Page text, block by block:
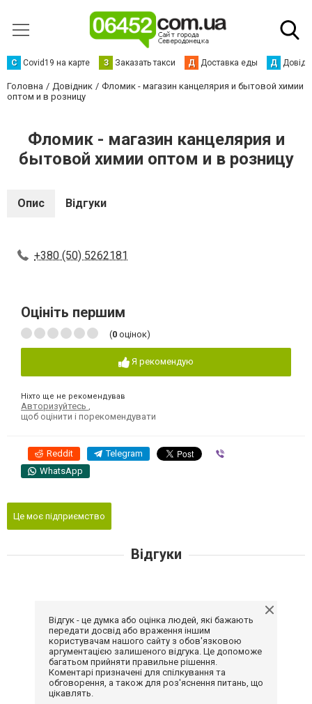
С Сovid19 на карте З Заказать такси Д Доставка еды Д
Головна Довідник
Фломик - магазин канцелярия и бытовой химии
оптом и в розницу
Фломик - магазин канцелярия и
бытовой химии оптом и в розницу
Опис Відгуки
+380 (50) 5262181
Оцініть першим
(0 оцінок)
Я рекомендую
Ніхто ще не рекомендував
Авторизуйтесь
щоб оцінити і порекомендувати
Reddit Telegram
WhatsApp
Це моє підприємство
Відгуки
Відгук - це думка або оцінка людей, які бажають
передати досвід або враження іншим
користувачам нашого сайту з обов'язковою
аргументацією залишеного відгука. Це допоможе
багатьом прийняти правильне рішення.
Коментарі призначені для спілкування та
обговорення, а також для роз'яснення питань, що
цікавлять.